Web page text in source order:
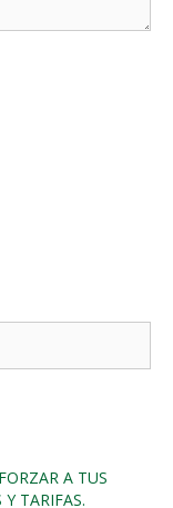
A TUS
TARIFAS.